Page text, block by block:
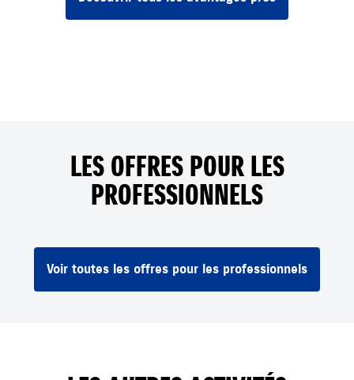
LES OFFRES POUR LES
PROFESSIONNELS
Voir toutes les offres pour les professionnels